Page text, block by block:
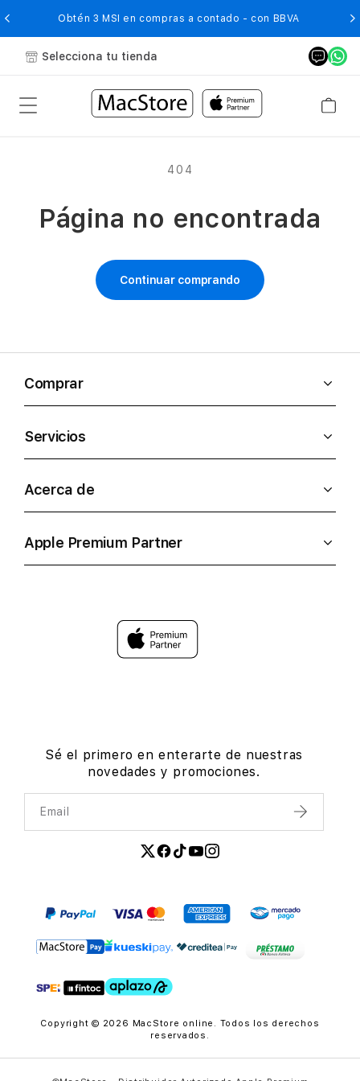
Obtén 3 MSI en compras a contado - con BBVA
Selecciona tu tienda
404
Página no encontrada
Continuar comprando
Comprar
Servicios
Acerca de
Apple Premium Partner
Sé el primero en enterarte de nuestras
novedades y promociones.
Email
Copyright © 2026 MacStore online. Todos los derechos
reservados.